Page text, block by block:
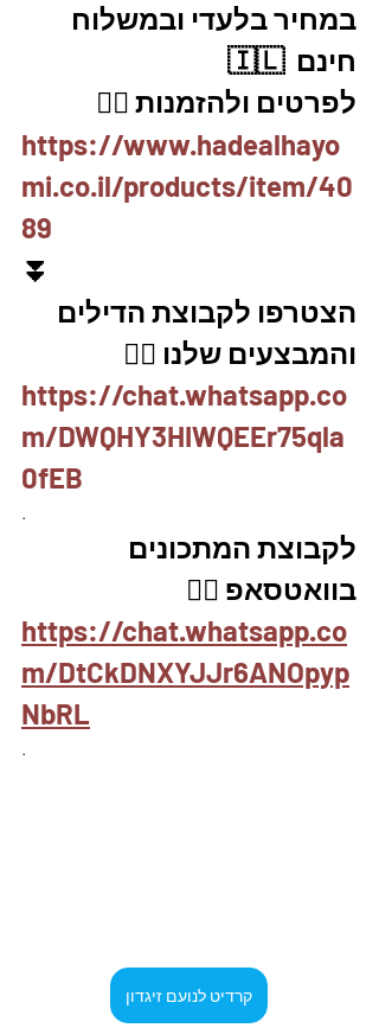
במחיר בלעדי ובמשלוח
חינם  🇮🇱
לפרטים ולהזמנות 👇🏼
https://www.hadealhayo
mi.co.il/products/item/40
89
⏬
הצטרפו לקבוצת הדילים
והמבצעים שלנו 👇🏽
https://chat.whatsapp.co
m/DWQHY3HIWQEEr75qla
0fEB
.
לקבוצת המתכונים
בוואטסאפ 👇🏽
https://chat.whatsapp.co
m/DtCkDNXYJJr6ANOpyp
NbRL
.
קרדיט לנועם זיגדון